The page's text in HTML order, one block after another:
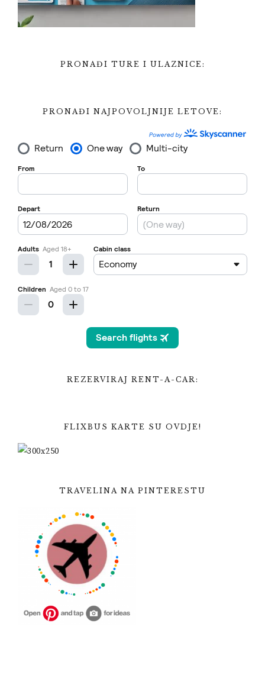
PRONAĐI TURE I ULAZNICE:
PRONAĐI NAJPOVOLJNIJE LETOVE:
REZERVIRAJ RENT-A-CAR:
FLIXBUS KARTE SU OVDJE!
TRAVELINA NA PINTERESTU